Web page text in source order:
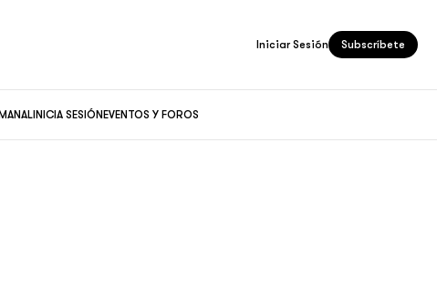
INICIA SESIÓNEVENTOS Y FOROS
Iniciar Sesión Subscríbete